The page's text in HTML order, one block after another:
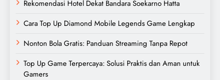
Rekomendasi Hotel Dekat Bandara Soekarno Hatta
Cara Top Up Diamond Mobile Legends Game Lengkap
Nonton Bola Gratis: Panduan Streaming Tanpa Repot
Top Up Game Terpercaya: Solusi Praktis dan Aman untuk
Gamers